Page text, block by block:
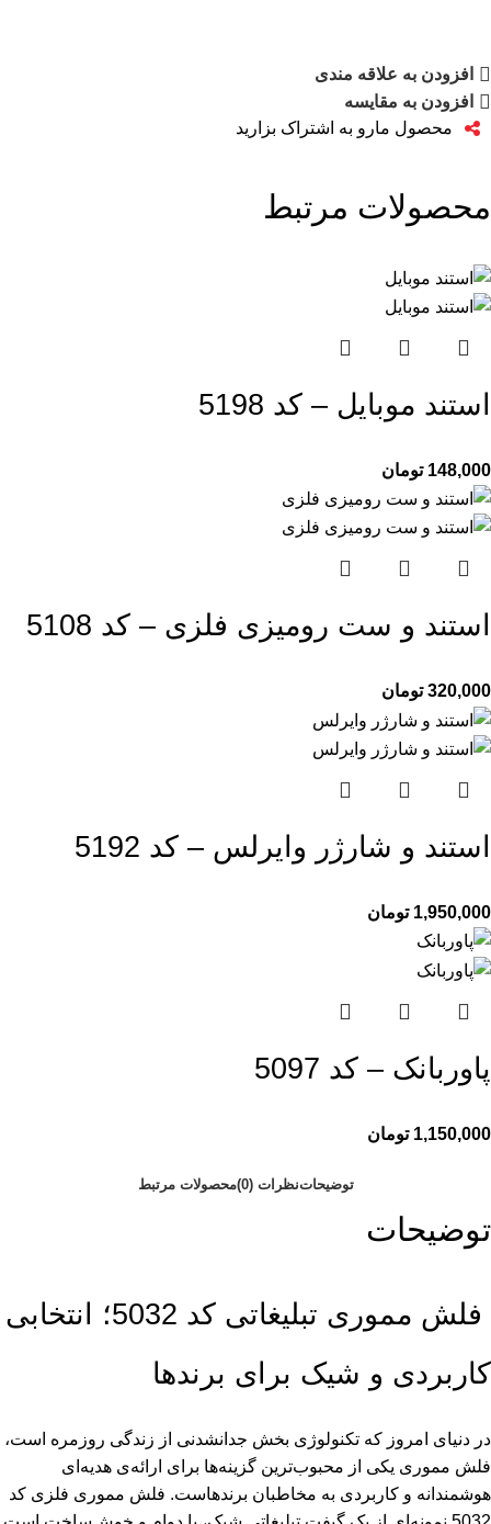
افزودن به علاقه مندی
افزودن به مقایسه
محصول مارو به اشتراک بزارید
محصولات مرتبط
استند موبایل – کد 5198
148,000 تومان
استند و ست رومیزی فلزی – کد 5108
320,000 تومان
استند و شارژر وایرلس – کد 5192
1,950,000 تومان
پاوربانک – کد 5097
1,150,000 تومان
توضیحاتنظرات (0) محصولات مرتبط
توضیحات
فلش مموری تبلیغاتی کد 5032؛ انتخابی
کاربردی و شیک برای برندها
در دنیای امروز که تکنولوژی بخش جدانشدنی از زندگی روزمره است،
فلش مموری یکی از محبوب‌ترین گزینه‌ها برای ارائه‌ی هدیه‌ای
هوشمندانه و کاربردی به مخاطبان برندهاست. فلش مموری فلزی کد